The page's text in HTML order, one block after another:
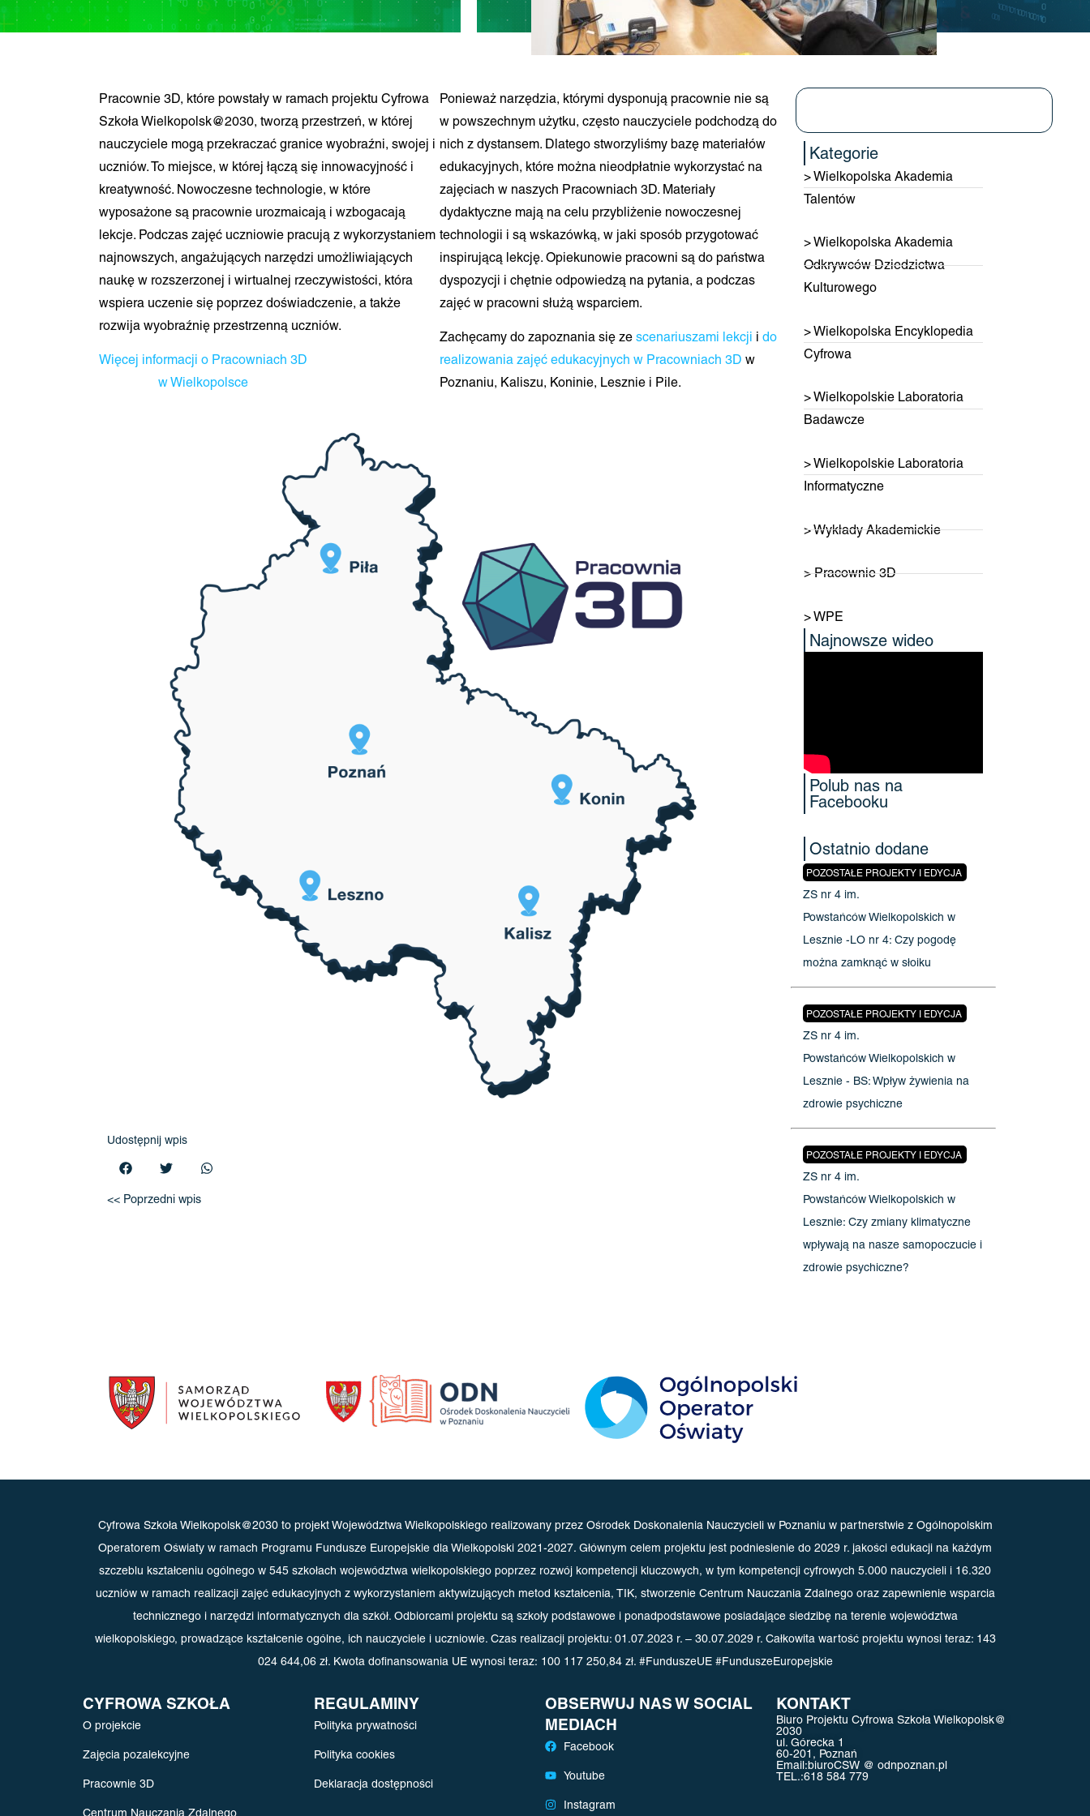
Pracownie 3D, które powstały w ramach projektu Cyfrowa
Szkoła Wielkopolsk@2030, tworzą przestrzeń, w której
nauczyciele mogą przekraczać granice wyobraźni, swojej i
uczniów. To miejsce, w której łączą się innowacyjność i
kreatywność. Nowoczesne technologie, w które
wyposażone są pracownie urozmaicają i wzbogacają
lekcje. Podczas zajęć uczniowie pracują z wykorzystaniem
najnowszych, angażujących narzędzi umożliwiających
naukę w rozszerzonej i wirtualnej rzeczywistości, która
wspiera uczenie się poprzez doświadczenie, a także
rozwija wyobraźnię przestrzenną uczniów.
Więcej informacji o Pracowniach 3D
w Wielkopolsce
Ponieważ narzędzia, którymi dysponują pracownie nie są
w powszechnym użytku, często nauczyciele podchodzą do
nich z dystansem. Dlatego stworzyliśmy bazę materiałów
edukacyjnych, które można nieodpłatnie wykorzystać na
zajęciach w naszych Pracowniach 3D. Materiały
dydaktyczne mają na celu przybliżenie nowoczesnej
technologii i są wskazówką, w jaki sposób przygotować
inspirującą lekcję. Opiekunowie pracowni są do państwa
dyspozycji i chętnie odpowiedzą na pytania, a podczas
zajęć w pracowni służą wsparciem.
Zachęcamy do zapoznania się ze scenariuszami lekcji i do
realizowania zajęć edukacyjnych w Pracowniach 3D w
Poznaniu, Kaliszu, Koninie, Lesznie i Pile.
Udostępnij wpis
<< Poprzedni wpis
Kategorie
> Wielkopolska Akademia
Talentów
> Wielkopolska Akademia
Odkrywców Dziedzictwa
Kulturowego
> Wielkopolska Encyklopedia
Cyfrowa
> Wielkopolskie Laboratoria
Badawcze
> Wielkopolskie Laboratoria
Informatyczne
> Wykłady Akademickie
> Pracownie 3D
> WPE
Najnowsze wideo
Polub nas na
Facebooku
Ostatnio dodane
POZOSTAŁE PROJEKTY I EDYCJA
ZS nr 4 im.
Powstańców Wielkopolskich w
Lesznie -LO nr 4: Czy pogodę
można zamknąć w słoiku
POZOSTAŁE PROJEKTY I EDYCJA
ZS nr 4 im.
Powstańców Wielkopolskich w
Lesznie - BS: Wpływ żywienia na
zdrowie psychiczne
POZOSTAŁE PROJEKTY I EDYCJA
ZS nr 4 im.
Powstańców Wielkopolskich w
Lesznie: Czy zmiany klimatyczne
wpływają na nasze samopoczucie i
zdrowie psychiczne?
Cyfrowa Szkoła Wielkopolsk@2030 to projekt Województwa Wielkopolskiego realizowany przez Ośrodek Doskonalenia Nauczycieli w Poznaniu w partnerstwie z Ogólnopolskim
Operatorem Oświaty w ramach Programu Fundusze Europejskie dla Wielkopolski 2021-2027. Głównym celem projektu jest podniesienie do 2029 r. jakości edukacji na każdym
szczeblu kształceniu ogólnego w 545 szkołach województwa wielkopolskiego poprzez rozwój kompetencji kluczowych, w tym kompetencji cyfrowych 5.000 nauczycieli i 16.320
uczniów w ramach realizacji zajęć edukacyjnych z wykorzystaniem aktywizujących metod kształcenia, TIK, stworzenie Centrum Nauczania Zdalnego oraz zapewnienie wsparcia
technicznego i narzędzi informatycznych dla szkół. Odbiorcami projektu są szkoły podstawowe i ponadpodstawowe posiadające siedzibę na terenie województwa
wielkopolskiego, prowadzące kształcenie ogólne, ich nauczyciele i uczniowie. Czas realizacji projektu: 01.07.2023 r. – 30.07.2029 r. Całkowita wartość projektu wynosi teraz: 143
024 644,06 zł. Kwota dofinansowania UE wynosi teraz: 100 117 250,84 zł. #FunduszeUE #FunduszeEuropejskie
CYFROWA SZKOŁA
O projekcie
Zajęcia pozalekcyjne
Pracownie 3D
Centrum Nauczania Zdalnego
REGULAMINY
Polityka prywatności
Polityka cookies
Deklaracja dostępności
OBSERWUJ NAS W SOCIAL
MEDIACH
Facebook
Youtube
Instagram
KONTAKT
Biuro Projektu Cyfrowa Szkoła Wielkopolsk@
2030
ul. Górecka 1
60-201, Poznań
Email:biuroCSW @ odnpoznan.pl
TEL.:618 584 779